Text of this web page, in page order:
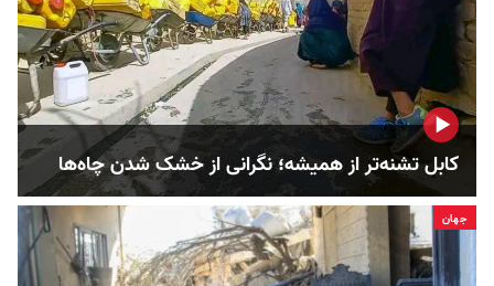
کابل تشنه‌تر از همیشه؛ نگرانی از خشک‌ شدن چاه‌ها
جهان